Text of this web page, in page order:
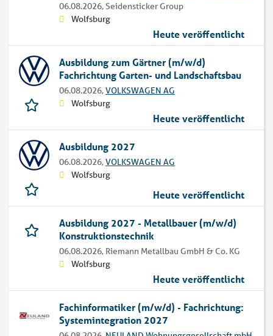
06.08.2026,Seidensticker Group
Wolfsburg
Heute veröffentlicht
Ausbildung zum Gärtner (m/w/d)
Fachrichtung Garten- und Landschaftsbau
06.08.2026,VOLKSWAGEN AG
Wolfsburg
Heute veröffentlicht
Ausbildung 2027
06.08.2026,VOLKSWAGEN AG
Wolfsburg
Heute veröffentlicht
Ausbildung 2027 - Metallbauer (m/w/d)
Konstruktionstechnik
06.08.2026, Riemann Metallbau GmbH & Co. KG
Wolfsburg
Heute veröffentlicht
Fachinformatiker (m/w/d) - Fachrichtung:
Systemintegration 2027